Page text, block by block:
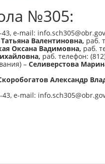
№305:
e-mail:
Валентиновна, раб.
Оксана Вадимовна, раб.
, раб. телефон:
– Селиверстова
Александр
43, e-mail: